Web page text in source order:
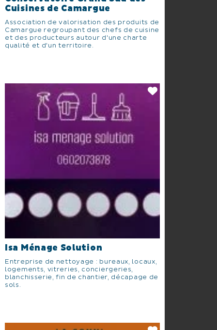
Cuisines de Camargue
Association de valorisation des produits de
Camargue regroupant des chefs de cuisine
et des producteurs autour d'une charte
qualité et d'un territoire.
Isa Ménage Solution
Entreprise de nettoyage : bureaux, locaux,
logements, vitreries, conciergeries,
blanchisserie, fin de chantier, décapage de
sols.